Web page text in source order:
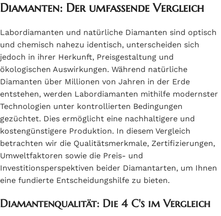
Diamanten: Der umfassende Vergleich
Labordiamanten und natürliche Diamanten sind optisch
und chemisch nahezu identisch, unterscheiden sich
jedoch in ihrer Herkunft, Preisgestaltung und
ökologischen Auswirkungen. Während natürliche
Diamanten über Millionen von Jahren in der Erde
entstehen, werden Labordiamanten mithilfe modernster
Technologien unter kontrollierten Bedingungen
gezüchtet. Dies ermöglicht eine nachhaltigere und
kostengünstigere Produktion. In diesem Vergleich
betrachten wir die Qualitätsmerkmale, Zertifizierungen,
Umweltfaktoren sowie die Preis- und
Investitionsperspektiven beider Diamantarten, um Ihnen
eine fundierte Entscheidungshilfe zu bieten.
Diamantenqualität: Die 4 C's im Vergleich